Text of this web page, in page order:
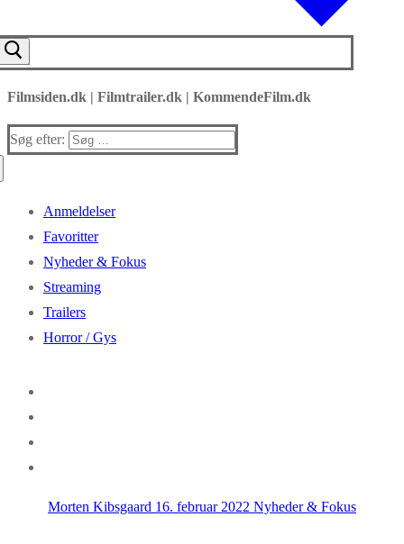
Filmsiden.dk | Filmtrailer.dk | KommendeFilm.dk
Søg efter:
Anmeldelser
Favoritter
Nyheder & Fokus
Streaming
Trailers
Horror / Gys
Morten Kibsgaard 16. februar 2022 Nyheder & Fokus